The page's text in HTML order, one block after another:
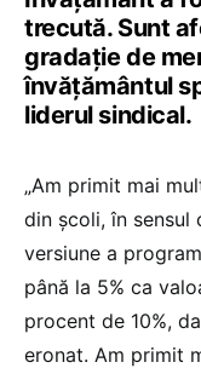
trecută. Sunt
gradație de
învățământul
liderul sindical.
„Am primit mai
din școli, în sensul
versiune a
până la 5% ca
procent de 10%,
eronat. Am primit